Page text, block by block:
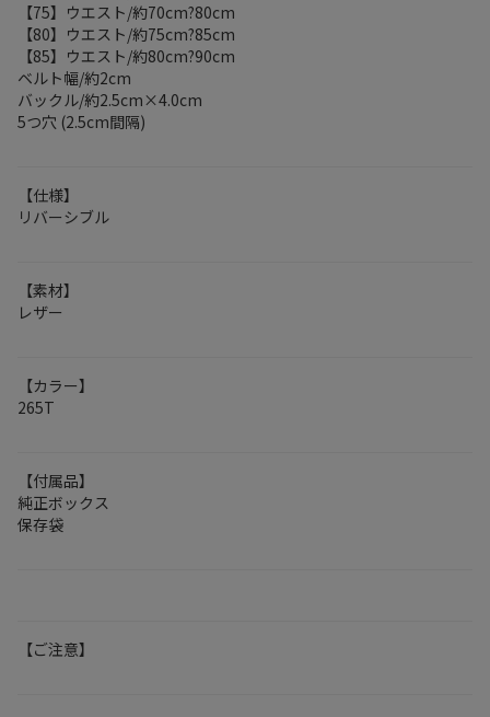
【75】ウエスト/約70cm?80cm
【80】ウエスト/約75cm?85cm
【85】ウエスト/約80cm?90cm
ベルト幅/約2cm
バックル/約2.5cm×4.0cm
5つ穴 (2.5cm間隔)
【仕様】
リバーシブル
【素材】
レザー
【カラー】
265T
【付属品】
純正ボックス
保存袋
【ご注意】